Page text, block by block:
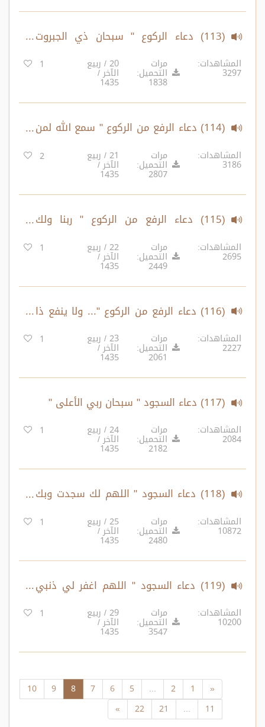
(113) دعاء الركوع " سبحان ذي الجبروت
والملكوت والكبرياء والعظمة "
المشاهدات:
3297
مرات
التحميل:
1838
20 / ربيع
الآخر /
1435
1
(114) دعاء الرفع من الركوع " سمع الله لمن
حمده " " ربنا ولك الحمد، حمداً كثيرا طيباً
مباركاً فيه "
المشاهدات:
3186
مرات
التحميل:
2807
21 / ربيع
الآخر /
1435
2
(115) دعاء الرفع من الركوع " ربنا ولك
الحمد، حمداً كثيرا طيباً مباركاً فيه " " ملئ
السموات وملئ الأرض وما بينهما ... "
المشاهدات:
2695
مرات
التحميل:
2449
22 / ربيع
الآخر /
1435
1
(116) دعاء الرفع من الركوع "... ولا ينفع ذا
الجد منك الجد "
المشاهدات:
2227
مرات
التحميل:
2061
23 / ربيع
الآخر /
1435
1
(117) دعاء السجود " سبحان ربي الأعلى "
المشاهدات:
2084
مرات
التحميل:
2182
24 / ربيع
الآخر /
1435
1
(118) دعاء السجود " اللهم لك سجدت وبك
آمنت ولك أسلمت، سجد وجهي للذي خلقه
وصوره وشق سمعه وبصره تبارك الله أحسن
المشاهدات:
10872
مرات
التحميل:
2480
25 / ربيع
الآخر /
1435
1
(119) دعاء السجود " اللهم اغفر لي ذنبي
كله دقه وجله وأوله وآخره وعلانيته وسره "
" اللهم إني أعوذ برضاك من سخطك
المشاهدات:
10200
مرات
التحميل:
3547
29 / ربيع
الآخر /
1435
1
«
1
2
...
5
6
7
8
9
10
11
...
21
22
»